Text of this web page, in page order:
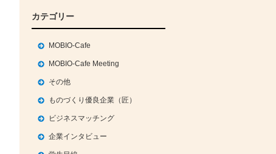
カテゴリー
MOBIO-Cafe
MOBIO-Cafe Meeting
その他
ものづくり優良企業（匠）
ビジネスマッチング
企業インタビュー